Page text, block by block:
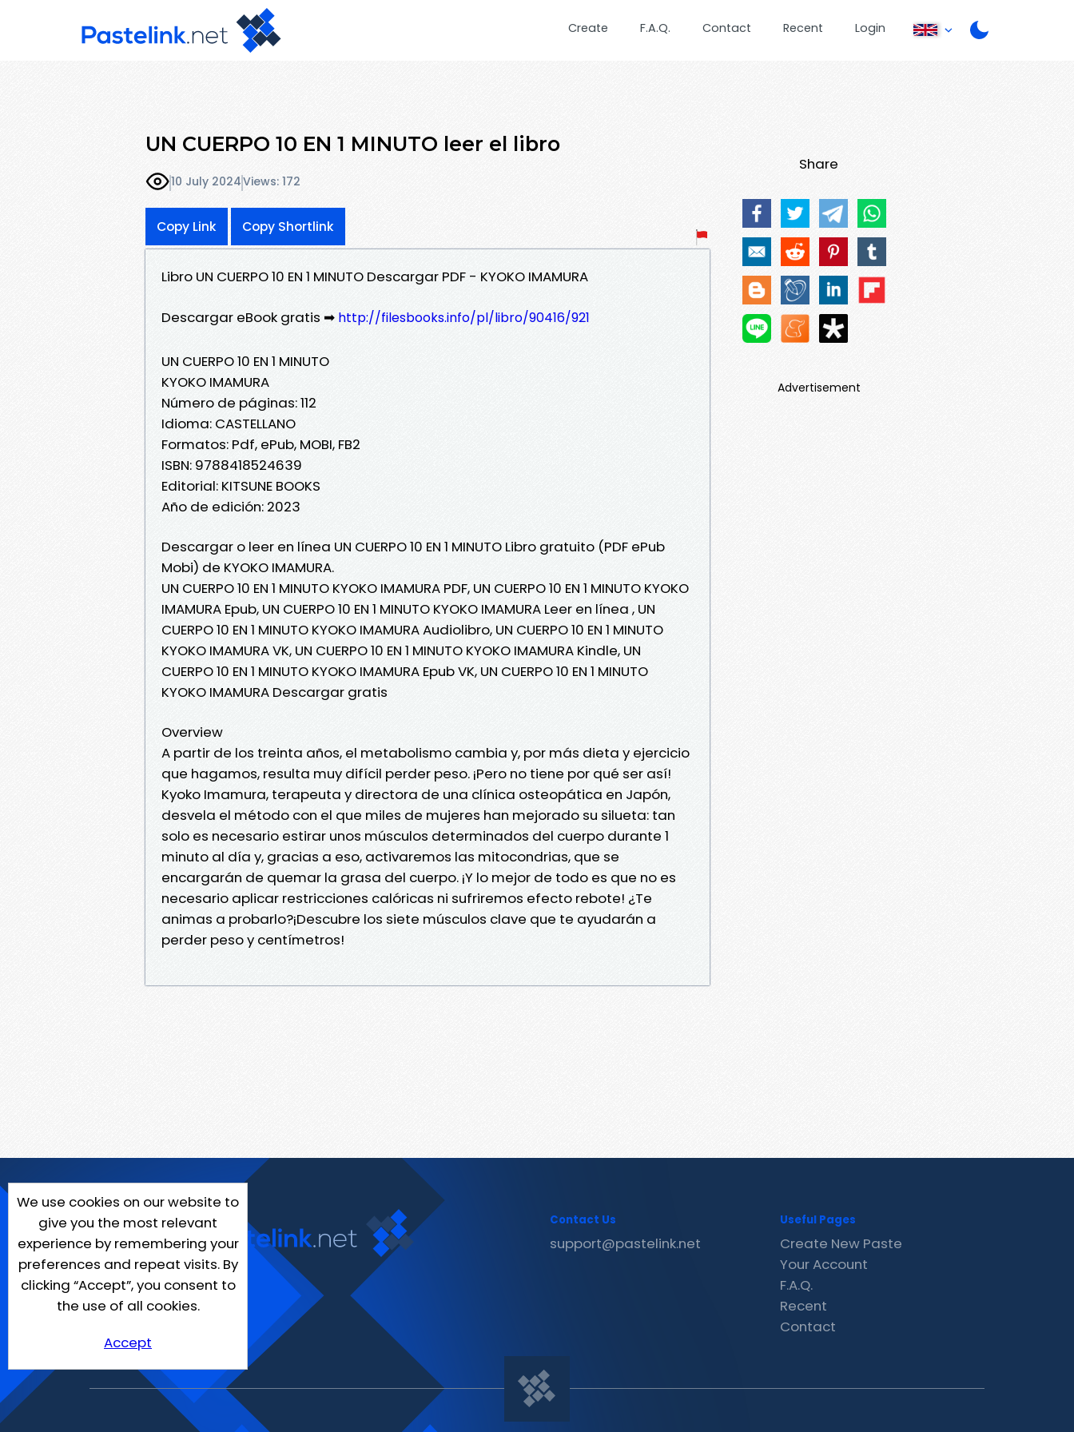
Create F.A.Q. Contact Recent Login
UN CUERPO 10 EN 1 MINUTO leer el libro
10 July 2024Views: 172
Copy Link Copy Shortlink
Libro UN CUERPO 10 EN 1 MINUTO Descargar PDF - KYOKO IMAMURA
Descargar eBook gratis ➡ http://filesbooks.info/pl/libro/90416/921
UN CUERPO 10 EN 1 MINUTO
KYOKO IMAMURA
Número de páginas: 112
Idioma: CASTELLANO
Formatos: Pdf, ePub, MOBI, FB2
ISBN: 9788418524639
Editorial: KITSUNE BOOKS
Año de edición: 2023
Descargar o leer en línea UN CUERPO 10 EN 1 MINUTO Libro gratuito (PDF ePub
Mobi) de KYOKO IMAMURA.
UN CUERPO 10 EN 1 MINUTO KYOKO IMAMURA PDF, UN CUERPO 10 EN 1 MINUTO KYOKO
IMAMURA Epub, UN CUERPO 10 EN 1 MINUTO KYOKO IMAMURA Leer en línea , UN
CUERPO 10 EN 1 MINUTO KYOKO IMAMURA Audiolibro, UN CUERPO 10 EN 1 MINUTO
KYOKO IMAMURA VK, UN CUERPO 10 EN 1 MINUTO KYOKO IMAMURA Kindle, UN
CUERPO 10 EN 1 MINUTO KYOKO IMAMURA Epub VK, UN CUERPO 10 EN 1 MINUTO
KYOKO IMAMURA Descargar gratis
Overview
A partir de los treinta años, el metabolismo cambia y, por más dieta y ejercicio
que hagamos, resulta muy difícil perder peso. ¡Pero no tiene por qué ser así!
Kyoko Imamura, terapeuta y directora de una clínica osteopática en Japón,
desvela el método con el que miles de mujeres han mejorado su silueta: tan
solo es necesario estirar unos músculos determinados del cuerpo durante 1
minuto al día y, gracias a eso, activaremos las mitocondrias, que se
encargarán de quemar la grasa del cuerpo. ¡Y lo mejor de todo es que no es
necesario aplicar restricciones calóricas ni sufriremos efecto rebote! ¿Te
animas a probarlo?¡Descubre los siete músculos clave que te ayudarán a
perder peso y centímetros!
Share
Advertisement
We use cookies on our website to
give you the most relevant
experience by remembering your
preferences and repeat visits. By
clicking “Accept”, you consent to
the use of all cookies.
Accept
Contact Us
support@pastelink.net
Useful Pages
Create New Paste
Your Account
F.A.Q.
Recent
Contact